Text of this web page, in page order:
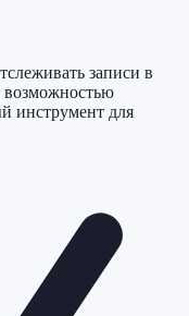
записи в
возможностью
инструмент для